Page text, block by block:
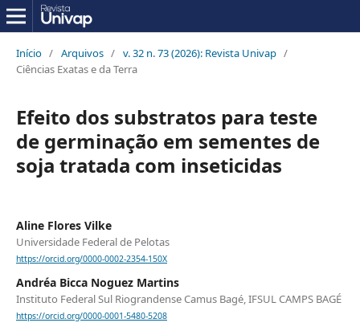
Início / Arquivos / v. 32 n. 73 (2026): Revista Univap /
Ciências Exatas e da Terra
Efeito dos substratos para teste
de germinação em sementes de
soja tratada com inseticidas
Aline Flores Vilke
Universidade Federal de Pelotas
https://orcid.org/0000-0002-2354-150X
Andréa Bicca Noguez Martins
Instituto Federal Sul Riograndense Camus Bagé, IFSUL CAMPS BAGÉ
https://orcid.org/0000-0001-5480-5208